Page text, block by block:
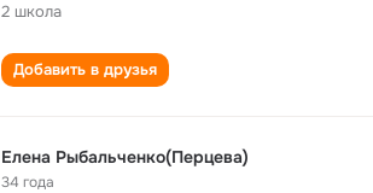
2 школа
Добавить в друзья
Елена Рыбальченко(Перцева)
34 года